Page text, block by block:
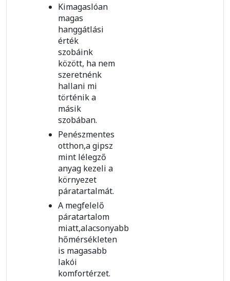
Kimagaslóan
magas
hanggátlási
érték
szobáink
között, ha nem
szeretnénk
hallani mi
történik a
másik
szobában.
Penészmentes
otthon,a gipsz
mint lélegző
anyag kezeli a
környezet
páratartalmát.
A megfelelő
páratartalom
miatt,alacsonyabb
hőmérsékleten
is magasabb
lakói
komfortérzet.